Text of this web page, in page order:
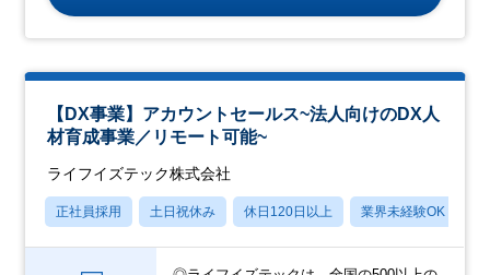
【DX事業】アカウントセールス~法人向けのDX人
材育成事業／リモート可能~
ライフイズテック株式会社
正社員採用 土日祝休み 休日120日以上 業界未経験OK